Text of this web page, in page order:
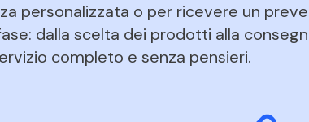
personalizzata o per ricevere un
dalla scelta dei prodotti alla
completo e senza pensieri.